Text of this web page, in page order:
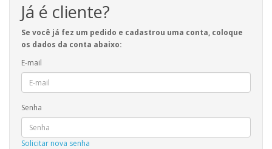
Já é cliente?
Se você já fez um pedido e cadastrou uma conta, coloque
os dados da conta abaixo:
E-mail
Senha
Solicitar nova senha